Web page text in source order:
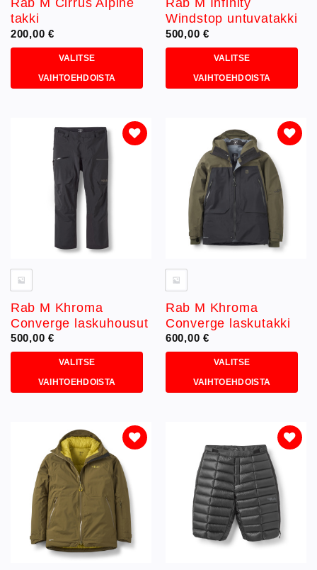
Rab M Cirrus Alpine
takki
200,00€
VALITSE
VAIHTOEHDOISTA
useampi
muunnelma.
Rab M Infinity
Windstop untuvatakki
500,00€
VALITSE
VAIHTOEHDOISTA
muunnelma.
tehdä
valinnat
tuotteen
sivulla.
Lisää
Rab M Khroma
Converge laskuhousut
500,00€
VALITSE
VAIHTOEHDOISTA
useampi
muunnelma.
tehdä
valinnat
tuotteen
sivulla.
Lisää
toivelistaan
Rab M Khroma
Converge laskutakki
600,00€
VALITSE
VAIHTOEHDOISTA
useampi
muunnelma.
valinnat
tuotteen
sivulla.
Lisää
toivelistaan
Lisää
toivelistaan